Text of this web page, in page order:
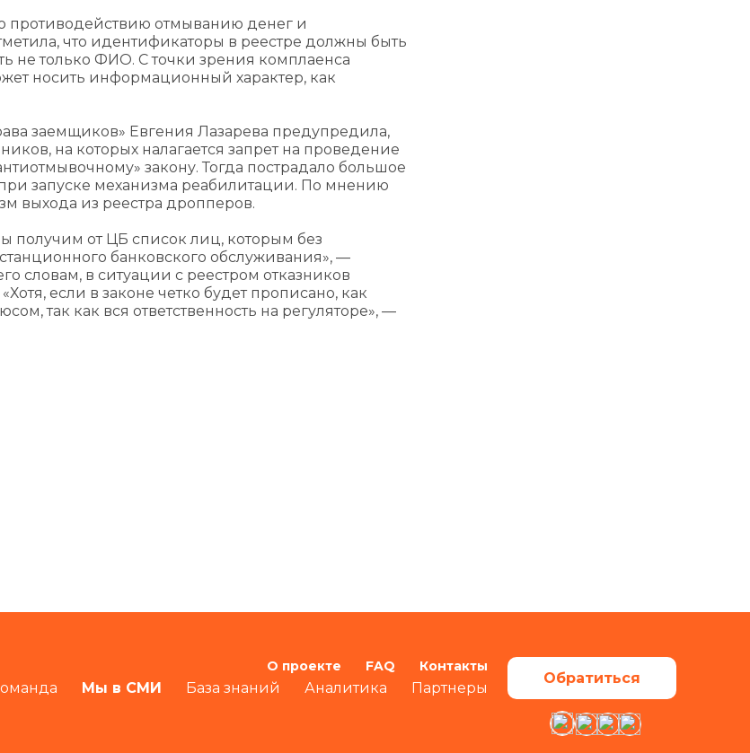
противодействию отмыванию денег и
что идентификаторы в реестре должны быть
не только ФИО. С точки зрения комплаенса
носить информационный характер, как
заемщиков» Евгения Лазарева предупредила,
на которых налагается запрет на проведение
закону. Тогда пострадало большое
запуске механизма реабилитации. По мнению
выхода из реестра дропперов.
получим от ЦБ список лиц, которым без
банковского обслуживания», —
словам, в ситуации с реестром отказников
если в законе четко будет прописано, как
так как вся ответственность на регуляторе», —
Мы в СМИ База знаний Аналитика Партнеры
О проекте FAQ Контакты
Обратиться